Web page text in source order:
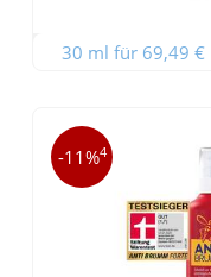
30 ml für 69,49 €
-11%4